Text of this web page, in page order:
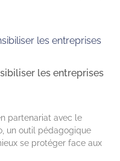
les entreprises
partenariat avec le
un outil pédagogique
se protéger face aux